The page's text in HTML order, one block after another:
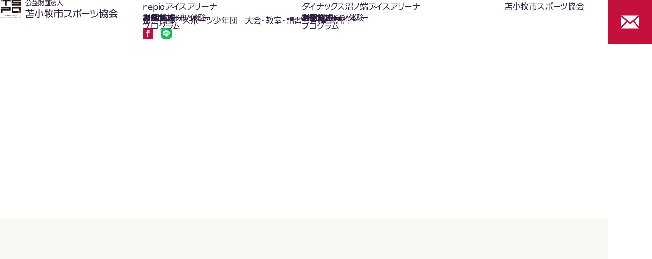
nepiaアイスアリーナ
氷上スポーツ体験
プログラム
お知らせ
スケジュール
フロアガイド
利用案内
利用料金
カジュアルホッケー
アクセス
ダイナックス沼ノ端アイスアリーナ
氷上スポーツ体験
プログラム
お知らせ
スケジュール
フロアガイド
利用案内
利用料金
カジュアルホッケー
アクセス
苫小牧市スポーツ協会
加盟団体 スポーツ少年団 大会･教室･講習 各種申請書